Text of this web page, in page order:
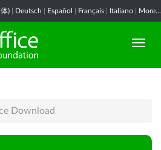
) Deutsch Español Français Italiano More...
Download